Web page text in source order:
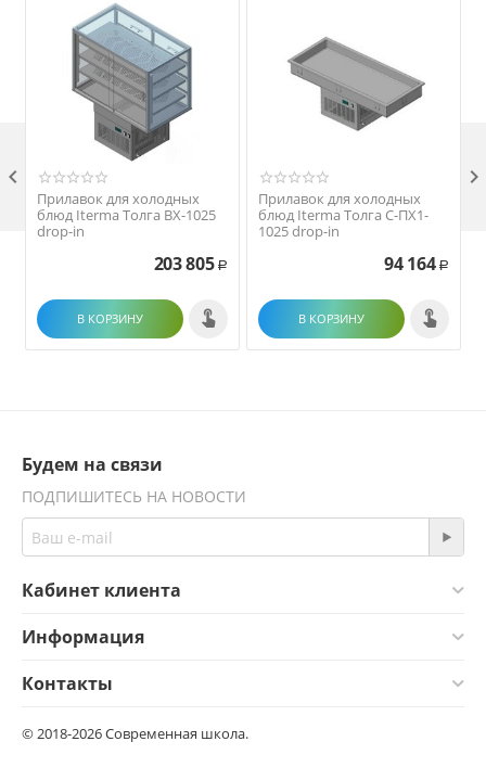
Прилавок для холодных
блюд Iterma Толга ВХ-1025
drop-in
203 805 Р
В КОРЗИНУ
Прилавок для холодных
блюд Iterma Толга С-ПХ1-
1025 drop-in
94 164 Р
В КОРЗИНУ
 
Будем на связи
ПОДПИШИТЕСЬ НА НОВОСТИ
Кабинет клиента
Информация
Контакты
© 2018-2026 Современная школа.